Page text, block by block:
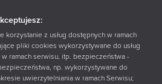
korzystanie z usług dostępnych w ramach
pliki cookies wykorzystywane do usług
ramach serwisu, itp. bezpieczeństwa -
np. wykorzystywane do
uwierzytelniania w ramach Serwisu;